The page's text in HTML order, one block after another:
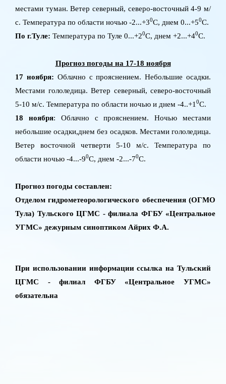
местами туман. Ветер северный, северо-восточный 4-9 м/
с. Температура по области ночью -2...+30C, днем 0...+50C.
По г.Туле: Температура по Туле 0...+20C, днем +2...+40C.
Прогноз погоды на 17-18 ноября
17 ноября: Облачно с прояснением. Небольшие осадки.
Местами гололедица. Ветер северный, северо-восточный
5-10 м/с. Температура по области ночью и днем -4..+1 0C.
18 ноября: Облачно с прояснением. Ночью местами
небольшие осадки,днем без осадков. Местами гололедица.
Ветер восточной четверти 5-10 м/с. Температура по
области ночью -4...-90C, днем -2...-70C.
Прогноз погоды составлен:
Отделом гидрометеорологического обеспечения (ОГМО
Тула) Тульского ЦГМС - филиала ФГБУ «Центральное
УГМС» дежурным синоптиком Айрих Ф.А.
При использовании информации ссылка на Тульский
ЦГМС - филиал ФГБУ «Центральное УГМС»
обязательна